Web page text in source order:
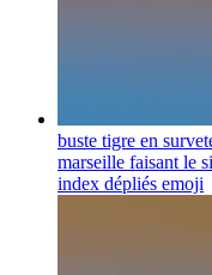
buste tigre en
marseille faisant le
index dépliés emoji